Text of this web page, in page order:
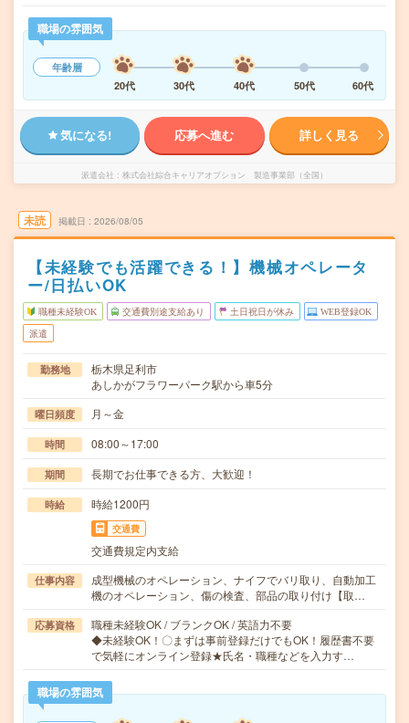
職場の雰囲気
年齢層
20代
30代 40代 50代 60代
気になる! 応募へ進む 詳しく見る
派遣会社 株式会社綜合キャリアオプション 製造事業部（全国）
未読 掲載日 2026/08/05
【未経験でも活躍できる！】機械オペレータ
ー/日払いOK
職種未経験OK 交通費別途支給あり 土日祝日が休み WEB登録OK
派遣
勤務地
栃木県足利市
あしかがフラワーパーク駅から車5分
曜日頻度 月～金
時間 08:00～17:00
期間 長期でお仕事できる方、大歓迎！
時給 時給1200円
交通費
交通費規定内支給
仕事内容
成型機械のオペレーション、ナイフでバリ取り、自動加工
機のオペレーション、傷の検査、部品の取り付け【取…
応募資格
職種未経験OK / ブランクOK / 英語力不要
◆未経験OK！〇まずは事前登録だけでもOK！履歴書不要
で気軽にオンライン登録★氏名・職種などを入力す…
職場の雰囲気